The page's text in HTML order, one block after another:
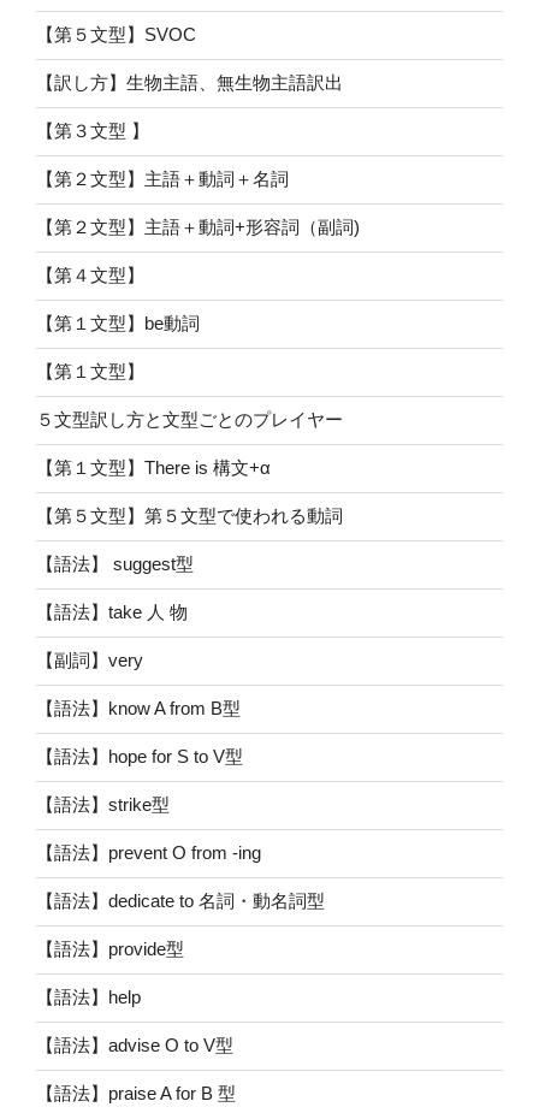
【第５文型】SVOC
【訳し方】生物主語、無生物主語訳出
【第３文型 】
【第２文型】主語＋動詞＋名詞
【第２文型】主語＋動詞+形容詞（副詞)
【第４文型】
【第１文型】be動詞
【第１文型】
５文型訳し方と文型ごとのプレイヤー
【第１文型】There is 構文+α
【第５文型】第５文型で使われる動詞
【語法】 suggest型
【語法】take 人 物
【副詞】very
【語法】know A from B型
【語法】hope for S to V型
【語法】strike型
【語法】prevent O from -ing
【語法】dedicate to 名詞・動名詞型
【語法】provide型
【語法】help
【語法】advise O to V型
【語法】praise A for B 型